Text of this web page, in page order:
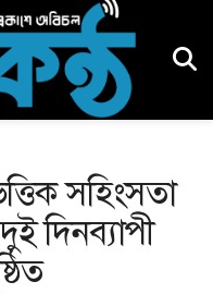
সহিংসতা
দিনব্যাপী